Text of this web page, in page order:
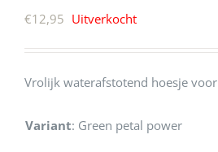
€12,95 Uitverkocht
Vrolijk waterafstotend hoesje
Variant: Green petal power